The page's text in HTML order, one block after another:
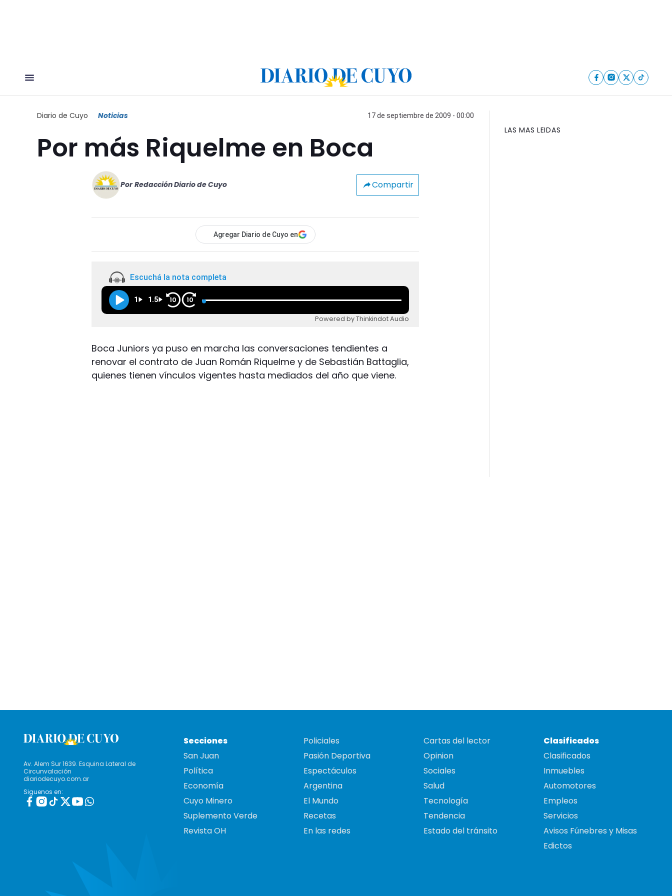
Diario de Cuyo Noticias 17 de septiembre de 2009 - 00:00
Por más Riquelme en Boca
Por Redacción Diario de Cuyo Compartir
Agregar Diario de Cuyo en
Escuchá la nota completa
1 1.5 10 10
Powered by Thinkindot Audio
Boca Juniors ya puso en marcha las conversaciones tendientes a
renovar el contrato de Juan Román Riquelme y de Sebastián Battaglia,
quienes tienen vínculos vigentes hasta mediados del año que viene.
LAS MAS LEIDAS
Av. Alem Sur 1639. Esquina Lateral de
Circunvalación
diariodecuyo.com.ar
Siguenos en:
Secciones
San Juan
Política
Economía
Cuyo Minero
Suplemento Verde
Revista OH
Policiales
Pasión Deportiva
Espectáculos
Argentina
El Mundo
Recetas
En las redes
Cartas del lector
Opinion
Sociales
Salud
Tecnología
Tendencia
Estado del tránsito
Clasificados
Clasificados
Inmuebles
Automotores
Empleos
Servicios
Avisos Fúnebres y Misas
Edictos